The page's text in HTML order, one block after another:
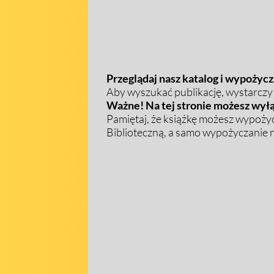
Przeglądaj nasz katalog i
Aby wyszukać publikację,
Ważne! Na tej stronie możesz
Pamiętaj, że książkę możesz
Biblioteczną, a samo wypożyczanie